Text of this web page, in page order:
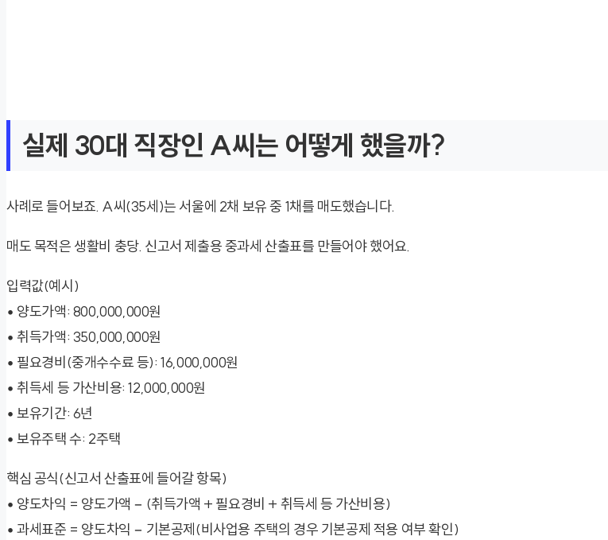
실제 30대 직장인 A씨는 어떻게 했을까?
사례로 들어보죠. A씨(35세)는 서울에 2채 보유 중 1채를 매도했습니다.
매도 목적은 생활비 충당. 신고서 제출용 중과세 산출표를 만들어야 했어요.
입력값(예시)
• 양도가액: 800,000,000원
• 취득가액: 350,000,000원
• 필요경비(중개수수료 등): 16,000,000원
• 취득세 등 가산비용: 12,000,000원
• 보유기간: 6년
• 보유주택 수: 2주택
핵심 공식(신고서 산출표에 들어갈 항목)
• 양도차익 = 양도가액 − (취득가액 + 필요경비 + 취득세 등 가산비용)
• 과세표준 = 양도차익 − 기본공제(비사업용 주택의 경우 기본공제 적용 여부 확인)